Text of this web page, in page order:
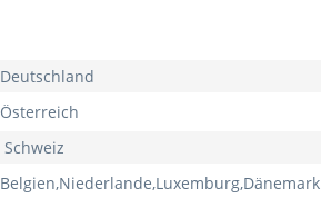
Deutschland
Österreich
Schweiz
Belgien,Niederlande,Luxemburg,Dänemark